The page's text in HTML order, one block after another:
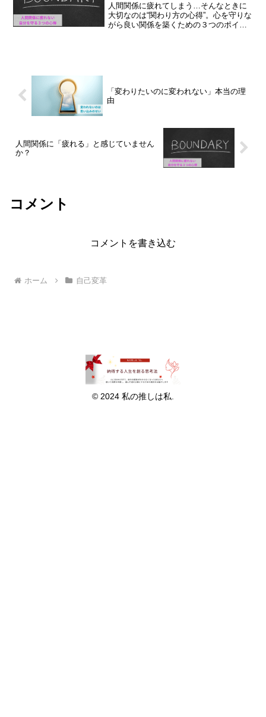
人間関係に疲れてしまう…そんなときに
大切なのは“関わり方の心得”。心を守りな
がら良い関係を築くための３つのポイン
「変わりたいのに変われない」本当の理
由
人間関係に「疲れる」と感じていません
か？
コメント
コメントを書き込む
ホーム 自己変革
© 2024 私の推しは私.